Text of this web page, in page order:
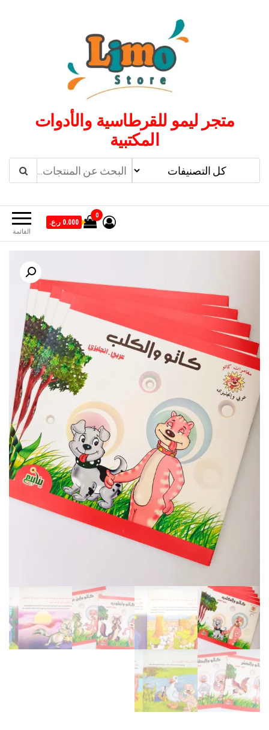
متجر ليمو للقرطاسية والأدوات
المكتبية
القائمة
0
0.000 ر.ع.